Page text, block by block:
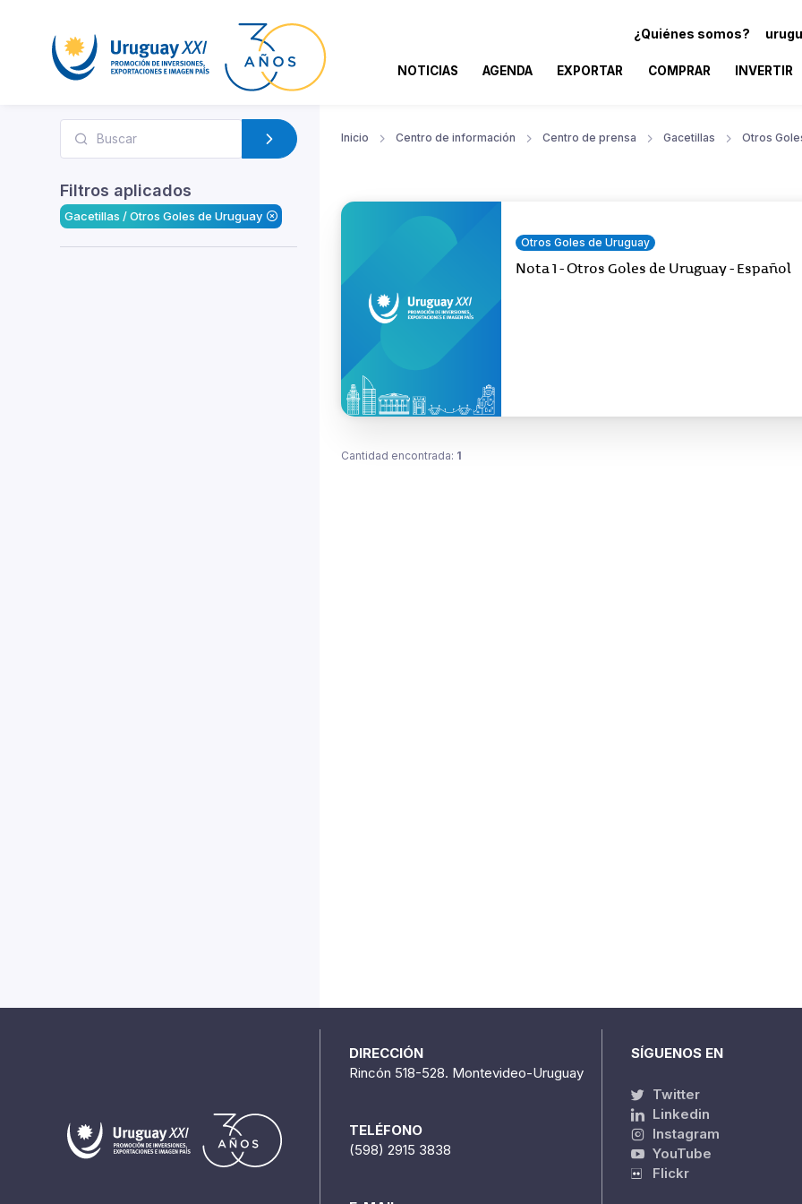
¿Quiénes somos?
NOTICIAS AGENDA EXPORTAR COMPRAR INVERTIR
Filtros aplicados
Gacetillas / Otros Goles de Uruguay
Inicio Centro de información Centro de prensa Gacetillas Otros
Otros Goles de Uruguay
Nota 1 - Otros Goles de Uruguay - Español
Cantidad encontrada: 1
DIRECCIÓN
Rincón 518-528. Montevideo-Uruguay
TELÉFONO
(598) 2915 3838
SÍGUENOS EN
Twitter
Linkedin
Instagram
YouTube
Flickr